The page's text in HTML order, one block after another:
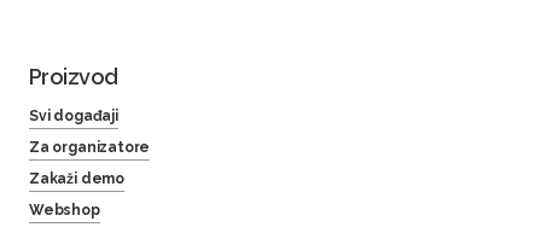
Proizvod
Svi događaji
Za organizatore
Zakaži demo
Webshop